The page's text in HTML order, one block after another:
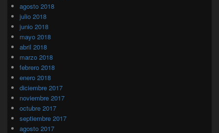
agosto 2018
julio 2018
junio 2018
mayo 2018
abril 2018
marzo 2018
febrero 2018
enero 2018
diciembre 2017
noviembre 2017
octubre 2017
septiembre 2017
agosto 2017